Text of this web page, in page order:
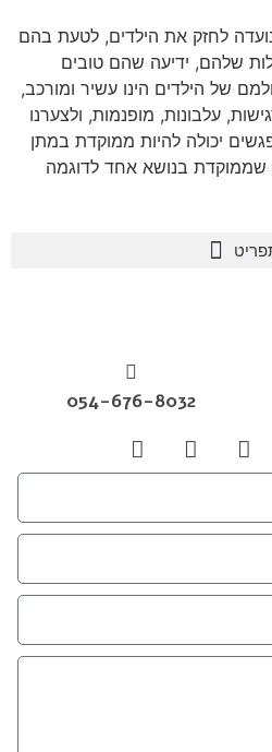
לחזק את הילדים, לטעת בהם
שלהם, ידיעה שהם טובים
של הילדים הינו עשיר ומורכב,
עלבונות, מופנמות, ולצערנו
יכולה להיות ממוקדת במתן
שממוקדת בנושא אחד לדוגמה
054-676-8032